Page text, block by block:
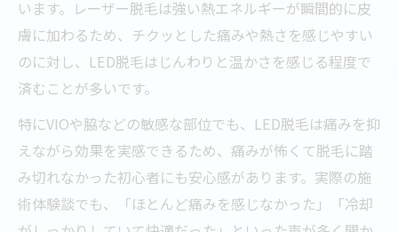
います。レーザー脱毛は強い熱エネルギーが瞬間的に皮
膚に加わるため、チクッとした痛みや熱さを感じやすい
のに対し、LED脱毛はじんわりと温かさを感じる程度で
済むことが多いです。
特にVIOや脇などの敏感な部位でも、LED脱毛は痛みを抑
えながら効果を実感できるため、痛みが怖くて脱毛に踏
み切れなかった初心者にも安心感があります。実際の施
術体験談でも、「ほとんど痛みを感じなかった」「冷却